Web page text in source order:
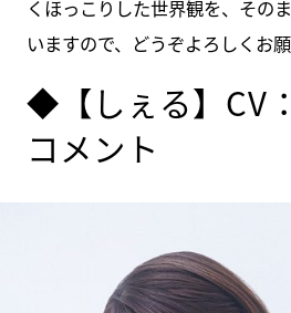
くほっこりした世界観を、その
いますので、どうぞよろしくお
◆【しぇる】CV
コメント